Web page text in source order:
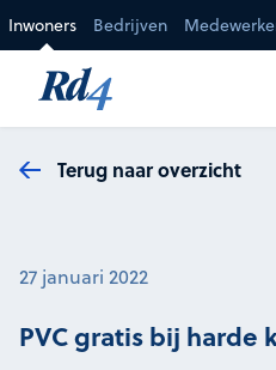
Inwoners Bedrijven
Terug naar overzicht
27 januari 2022
PVC gratis bij harde